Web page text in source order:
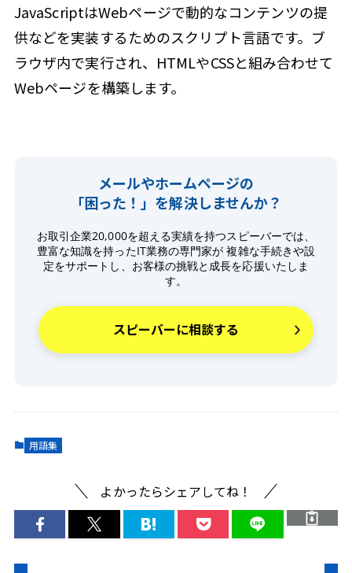
JavaScriptはWebページで動的なコンテンツの提
供などを実装するためのスクリプト言語です。ブ
ラウザ内で実行され、HTMLやCSSと組み合わせて
Webページを構築します。
メールやホームページの
「困った！」を解決しませんか？
お取引企業20,000を超える実績を持つスピーバーでは、
豊富な知識を持ったIT業務の専門家が 複雑な手続きや設
定をサポートし、お客様の挑戦と成長を応援いたしま
す。
スピーバーに相談する
用語集
よかったらシェアしてね！